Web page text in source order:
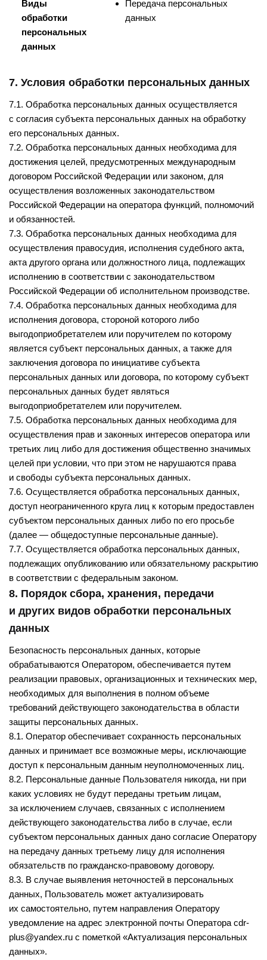
Виды
обработки
персональных
данных
Передача персональных
данных
7. Условия обработки персональных данных
7.1. Обработка персональных данных осуществляется
с согласия субъекта персональных данных на обработку
его персональных данных.
7.2. Обработка персональных данных необходима для
достижения целей, предусмотренных международным
договором Российской Федерации или законом, для
осуществления возложенных законодательством
Российской Федерации на оператора функций, полномочий
и обязанностей.
7.3. Обработка персональных данных необходима для
осуществления правосудия, исполнения судебного акта,
акта другого органа или должностного лица, подлежащих
исполнению в соответствии с законодательством
Российской Федерации об исполнительном производстве.
7.4. Обработка персональных данных необходима для
исполнения договора, стороной которого либо
выгодоприобретателем или поручителем по которому
является субъект персональных данных, а также для
заключения договора по инициативе субъекта
персональных данных или договора, по которому субъект
персональных данных будет являться
выгодоприобретателем или поручителем.
7.5. Обработка персональных данных необходима для
осуществления прав и законных интересов оператора или
третьих лиц либо для достижения общественно значимых
целей при условии, что при этом не нарушаются права
и свободы субъекта персональных данных.
7.6. Осуществляется обработка персональных данных,
доступ неограниченного круга лиц к которым предоставлен
субъектом персональных данных либо по его просьбе
(далее — общедоступные персональные данные).
7.7. Осуществляется обработка персональных данных,
подлежащих опубликованию или обязательному раскрытию
в соответствии с федеральным законом.
8. Порядок сбора, хранения, передачи
и других видов обработки персональных
данных
Безопасность персональных данных, которые
обрабатываются Оператором, обеспечивается путем
реализации правовых, организационных и технических мер,
необходимых для выполнения в полном объеме
требований действующего законодательства в области
защиты персональных данных.
8.1. Оператор обеспечивает сохранность персональных
данных и принимает все возможные меры, исключающие
доступ к персональным данным неуполномоченных лиц.
8.2. Персональные данные Пользователя никогда, ни при
каких условиях не будут переданы третьим лицам,
за исключением случаев, связанных с исполнением
действующего законодательства либо в случае, если
субъектом персональных данных дано согласие Оператору
на передачу данных третьему лицу для исполнения
обязательств по гражданско-правовому договору.
8.3. В случае выявления неточностей в персональных
данных, Пользователь может актуализировать
их самостоятельно, путем направления Оператору
уведомление на адрес электронной почты Оператора cdr-
plus@yandex.ru с пометкой «Актуализация персональных
данных».